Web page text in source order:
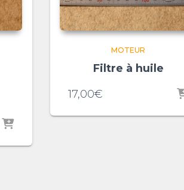
MOTEUR
Filtre à huile
17,00€